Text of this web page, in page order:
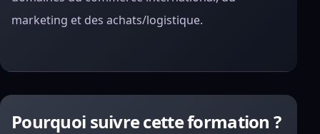
marketing et des achats/logistique.
Pourquoi suivre cette formation ?